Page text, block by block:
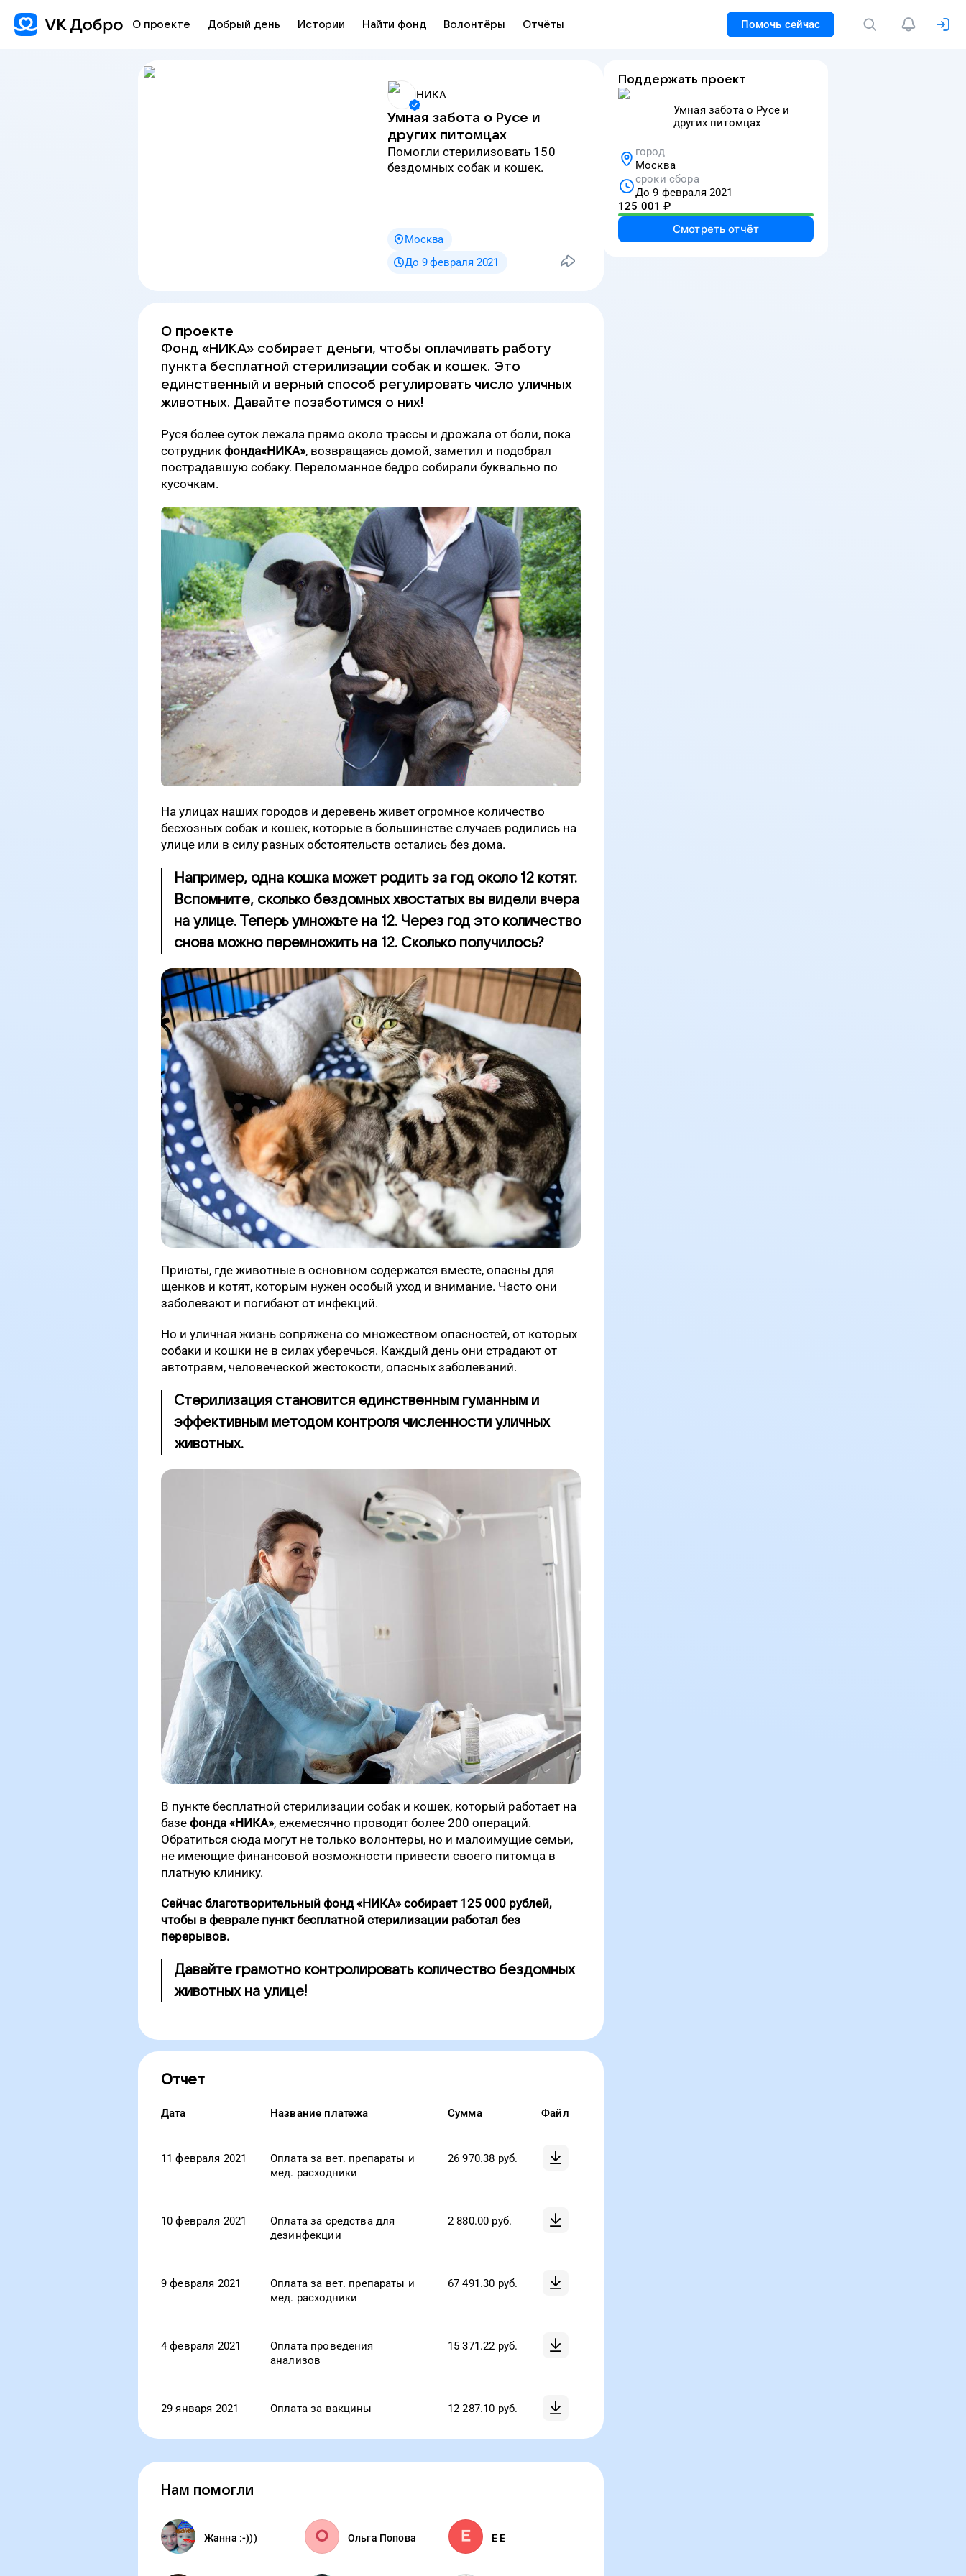
О проекте Добрый день Истории Найти фонд Волонтёры Отчёты Помочь сейчас
НИКА
Умная забота о Русе и
других питомцах
Помогли стерилизовать 150
бездомных собак и кошек.
Москва
До 9 февраля 2021
О проекте
Фонд «НИКА» собирает деньги, чтобы оплачивать работу
пункта бесплатной стерилизации собак и кошек. Это
единственный и верный способ регулировать число уличных
животных. Давайте позаботимся о них!
Руся более суток лежала прямо около трассы и дрожала от боли, пока
сотрудник фонда«НИКА», возвращаясь домой, заметил и подобрал
пострадавшую собаку. Переломанное бедро собирали буквально по
кусочкам.
На улицах наших городов и деревень живет огромное количество
бесхозных собак и кошек, которые в большинстве случаев родились на
улице или в силу разных обстоятельств остались без дома.
Например, одна кошка может родить за год около 12 котят.
Вспомните, сколько бездомных хвостатых вы видели вчера
на улице. Теперь умножьте на 12. Через год это количество
снова можно перемножить на 12. Сколько получилось?
Приюты, где животные в основном содержатся вместе, опасны для
щенков и котят, которым нужен особый уход и внимание. Часто они
заболевают и погибают от инфекций.
Но и уличная жизнь сопряжена со множеством опасностей, от которых
собаки и кошки не в силах уберечься. Каждый день они страдают от
автотравм, человеческой жестокости, опасных заболеваний.
Стерилизация становится единственным гуманным и
эффективным методом контроля численности уличных
животных.
В пункте бесплатной стерилизации собак и кошек, который работает на
базе фонда «НИКА», ежемесячно проводят более 200 операций.
Обратиться сюда могут не только волонтеры, но и малоимущие семьи,
не имеющие финансовой возможности привести своего питомца в
платную клинику.
Сейчас благотворительный фонд «НИКА» собирает 125 000 рублей,
чтобы в феврале пункт бесплатной стерилизации работал без
перерывов.
Давайте грамотно контролировать количество бездомных
животных на улице!
Отчет
Дата Название платежа Сумма Файл
11 февраля 2021
Оплата за вет. препараты и
мед. расходники
26 970.38 руб.
10 февраля 2021
Оплата за средства для
дезинфекции
2 880.00 руб.
9 февраля 2021
Оплата за вет. препараты и
мед. расходники
67 491.30 руб.
4 февраля 2021
Оплата проведения
анализов
15 371.22 руб.
29 января 2021 Оплата за вакцины 12 287.10 руб.
Нам помогли
Жанна :-))) Ольга Попова E E
Поддержать проект
Умная забота о Русе и
других питомцах
город
Москва
сроки сбора
До 9 февраля 2021
125 001 ₽
Смотреть отчёт